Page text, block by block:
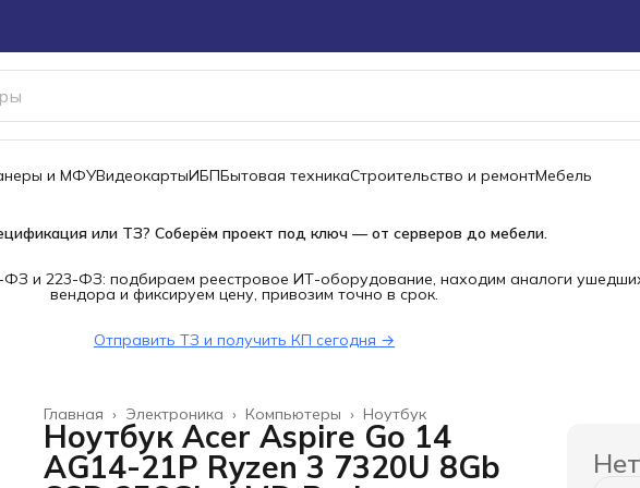
и МФУВидеокартыИБПБытовая техникаСтроительство и ремонтМебель
или ТЗ? Соберём проект под ключ — от серверов до мебели.
и 223-ФЗ: подбираем реестровое ИТ-оборудование, находим аналоги
вендора и фиксируем цену, привозим точно в срок.
Отправить ТЗ и получить КП сегодня →
Ноутбук
Компьютеры ›
Электроника ›
Главная ›
Ноутбук Acer Aspire Go 14
AG14-21P Ryzen 3 7320U 8Gb